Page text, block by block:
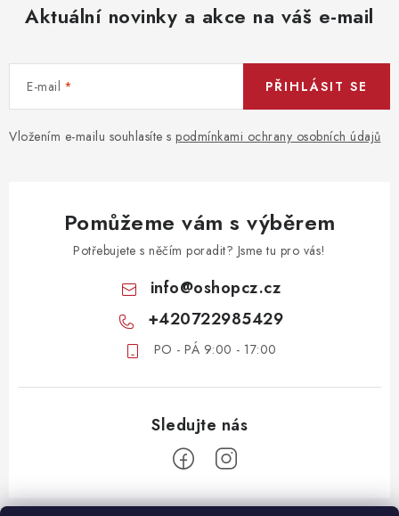
Aktuální novinky a akce na váš e-mail
E-mail
Vložením e-mailu souhlasíte s podmínkami ochrany osobních údajů
PŘIHLÁSIT SE
Pomůžeme vám s výběrem
Potřebujete s něčím poradit? Jsme tu pro vás!
info@oshopcz.cz
+420722985429
PO - PÁ 9:00 - 17:00
Z